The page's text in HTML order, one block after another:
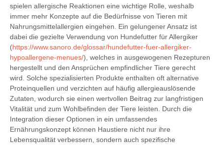
spielen allergische Reaktionen eine wichtige Rolle, weshalb
immer mehr Konzepte auf die Bedürfnisse von Tieren mit
Nahrungsmittelallergien eingehen. Ein gelungener Ansatz ist
dabei die gezielte Verwendung von Hundefutter für Allergiker
(https://www.sanoro.de/glossar/hundefutter-fuer-allergiker-
hypoallergene-menues/), welches in ausgewogenen Rezepturen
hergestellt und den Ansprüchen empfindlicher Tiere gerecht
wird. Solche spezialisierten Produkte enthalten oft alternative
Proteinquellen und verzichten auf häufig allergieauslösende
Zutaten, wodurch sie einen wertvollen Beitrag zur langfristigen
Vitalität und zum Wohlbefinden der Tiere leisten. Durch die
Integration dieser Optionen in ein umfassendes
Ernährungskonzept können Haustiere nicht nur ihre
Lebensqualität verbessern, sondern auch spezifische